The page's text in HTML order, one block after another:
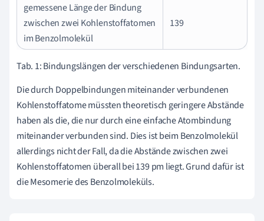
gemessene Länge der Bindung
zwischen zwei Kohlenstoffatomen
im Benzolmolekül
139
Tab. 1: Bindungslängen der verschiedenen Bindungsarten.
Die durch Doppelbindungen miteinander verbundenen
Kohlenstoffatome müssten theoretisch geringere Abstände
haben als die, die nur durch eine einfache Atombindung
miteinander verbunden sind. Dies ist beim Benzolmolekül
allerdings nicht der Fall, da die Abstände zwischen zwei
Kohlenstoffatomen überall bei 139 pm liegt. Grund dafür ist
die Mesomerie des Benzolmoleküls.